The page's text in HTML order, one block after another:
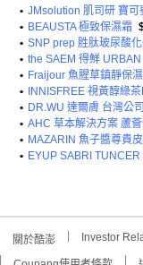
• JMsolution 肌司研 寶可
• BEAUSTA 極致保濕霜
• SNP prep 胜肽玻尿酸
• the SAEM 得鮮
• Fraijour 魚腥草鎮靜保
•
INNISFREE 視黃醇綠
• DR.WU 達爾膚 台灣公
• AHC 草本解決方案 蘆
• MAZARIN 魚子醬尊貴
• EYUP SABRI
關於酷澎 Investor